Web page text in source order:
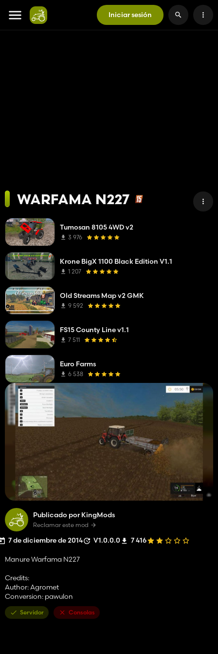
Iniciar sesión
WARFAMA N227
Publicado por KingMods
Reclamar este mod
7 de diciembre de 2014 V1.0.0.0 7 416
Manure Warfama N227
Credits:
Author: Agromet
Conversion: pawulon
Servidor Consolas
Tumosan 8105 4WD v2
3 976
Krone BigX 1100 Black Edition V1.1
1 207
Old Streams Map v2 GMK
9 592
FS15 County Line v1.1
7 511
Euro Farms
6 538